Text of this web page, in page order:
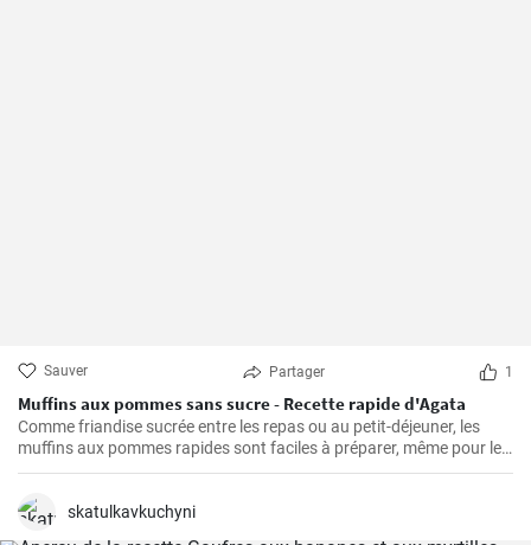
Sauver Partager 1
Muffins aux pommes sans sucre - Recette rapide d'Agata
Comme friandise sucrée entre les repas ou au petit-déjeuner, les
muffins aux pommes rapides sont faciles à préparer, même pour le
petit-déjeuner du week-end. Ils sont délicieux, faciles à préparer et
skatulkavkuchyni